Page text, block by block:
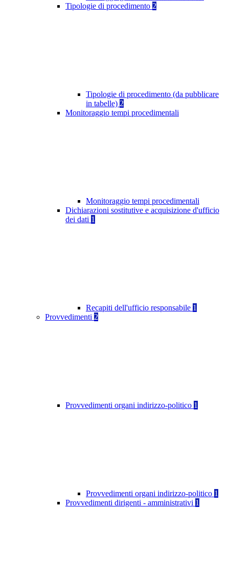
Tipologie di procedimento 2
Tipologie di procedimento (da pubblicare
in tabelle) 2
Monitoraggio tempi procedimentali
Monitoraggio tempi procedimentali
Dichiarazioni sostitutive e acquisizione d'ufficio
dei dati 1
Recapiti dell'ufficio responsabile 1
Provvedimenti 2
Provvedimenti organi indirizzo-politico 1
Provvedimenti organi indirizzo-politico 1
Provvedimenti dirigenti - amministrativi 1